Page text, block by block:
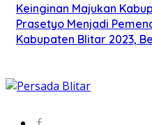
Keinginan Majukan
Prasetyo Menjadi
Kabupaten Blitar 2023,